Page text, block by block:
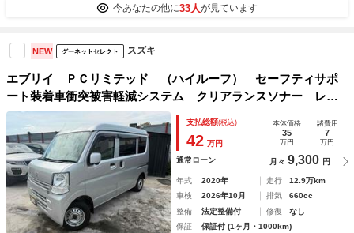
今あなたの他に33人が見ています
NEW グーネットセレクト スズキ
エブリイ ＰＣリミテッド （ハイルーフ） セーフティサポ
ート装着車衝突被害軽減システム クリアランスソナー レー
ンアシスト ナビ ＴＶ 電動格納ミラー オートライト Ｅ
ＳＣ エアコン パワーステアリング パワーウィンドウ
支払総額(税込)
42 万円
本体価格
35
万円
諸費用
7
万円
通常ローン 月々 9,300 円
年式 2020年 走行
12.9万km
車検
2026年10月 排気
660cc
整備
法定整備付 修復
なし
保証
保証付 (1ヶ月・1000km)